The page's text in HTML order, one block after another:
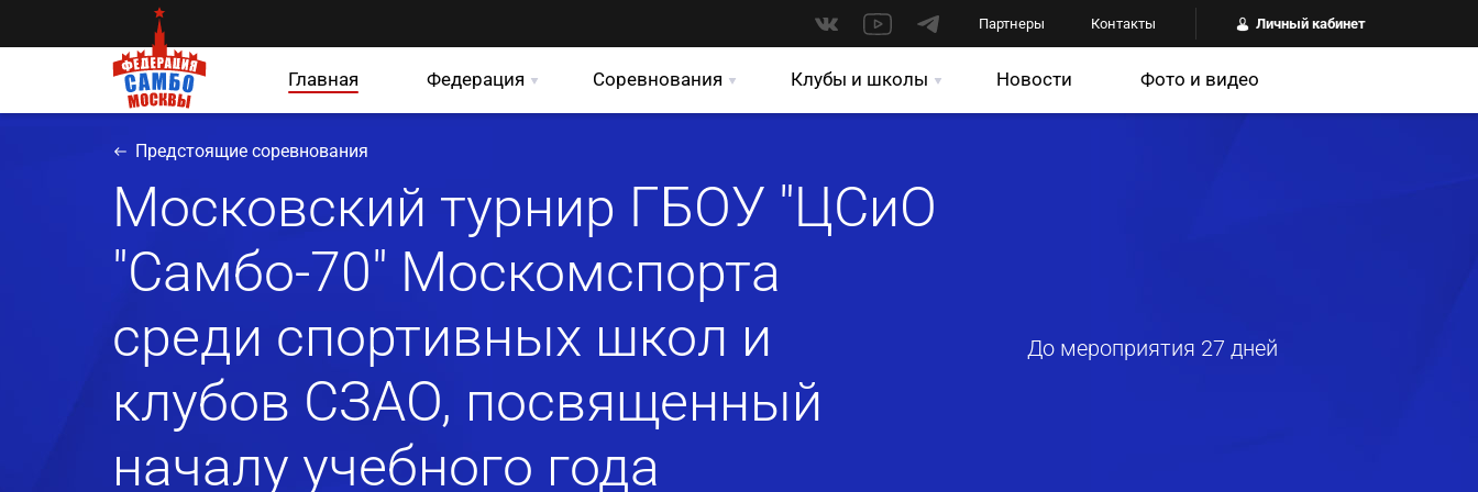
Партнеры Контакты Личный кабинет
Главная Федерация Соревнования Клубы и школы Новости Фото и видео
Предстоящие соревнования
Московский турнир ГБОУ "ЦСиО
"Самбо-70" Москомспорта
среди спортивных школ и
клубов СЗАО, посвященный
началу учебного года
До мероприятия 27 дней